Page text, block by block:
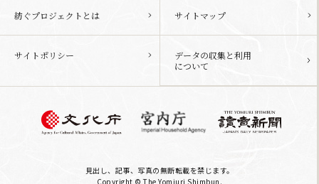
紡ぐプロジェクトとは サイトマップ
サイトポリシー
データの収集と利用
について
見出し、記事、写真の無断転載を禁じます。
Copyright © The Yomiuri Shimbun.